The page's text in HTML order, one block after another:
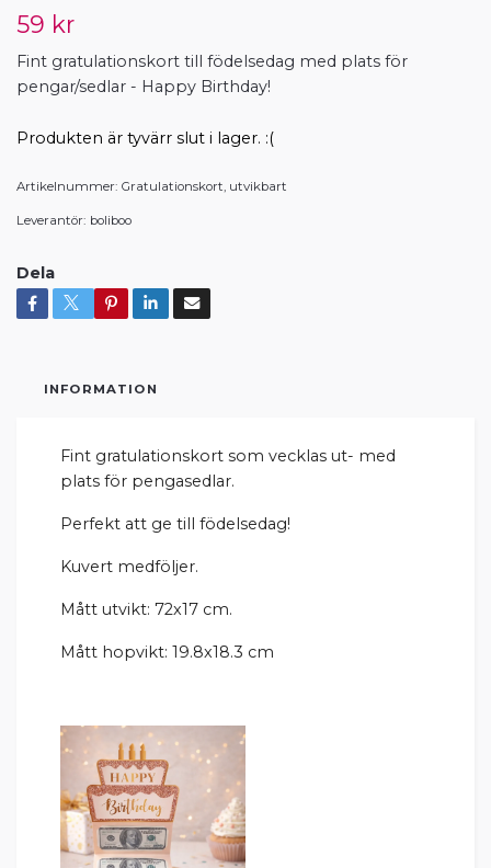
59 kr
Fint gratulationskort till födelsedag med plats för
pengar/sedlar - Happy Birthday!
Produkten är tyvärr slut i lager. :(
Artikelnummer: Gratulationskort, utvikbart
Leverantör: boliboo
Dela
INFORMATION
Fint gratulationskort som vecklas ut- med
plats för pengasedlar.
Perfekt att ge till födelsedag!
Kuvert medföljer.
Mått utvikt: 72x17 cm.
Mått hopvikt: 19.8x18.3 cm